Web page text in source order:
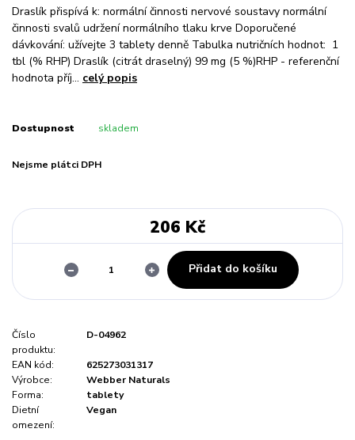
Draslík přispívá k: normální činnosti nervové soustavy normální
činnosti svalů udržení normálního tlaku krve Doporučené
dávkování: užívejte 3 tablety denně Tabulka nutričních hodnot: 1
tbl (% RHP) Draslík (citrát draselný) 99 mg (5 %)RHP - referenční
hodnota příj... celý popis
Dostupnost skladem
Nejsme plátci DPH
206 Kč
Přidat do košíku
Číslo
produktu:
D-04962
EAN kód:
625273031317
Výrobce:
Webber Naturals
Forma:
tablety
Dietní
omezení:
Vegan